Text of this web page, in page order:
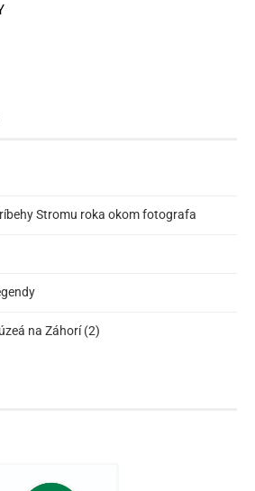
Stromu roka okom fotografa
na Záhorí (2)